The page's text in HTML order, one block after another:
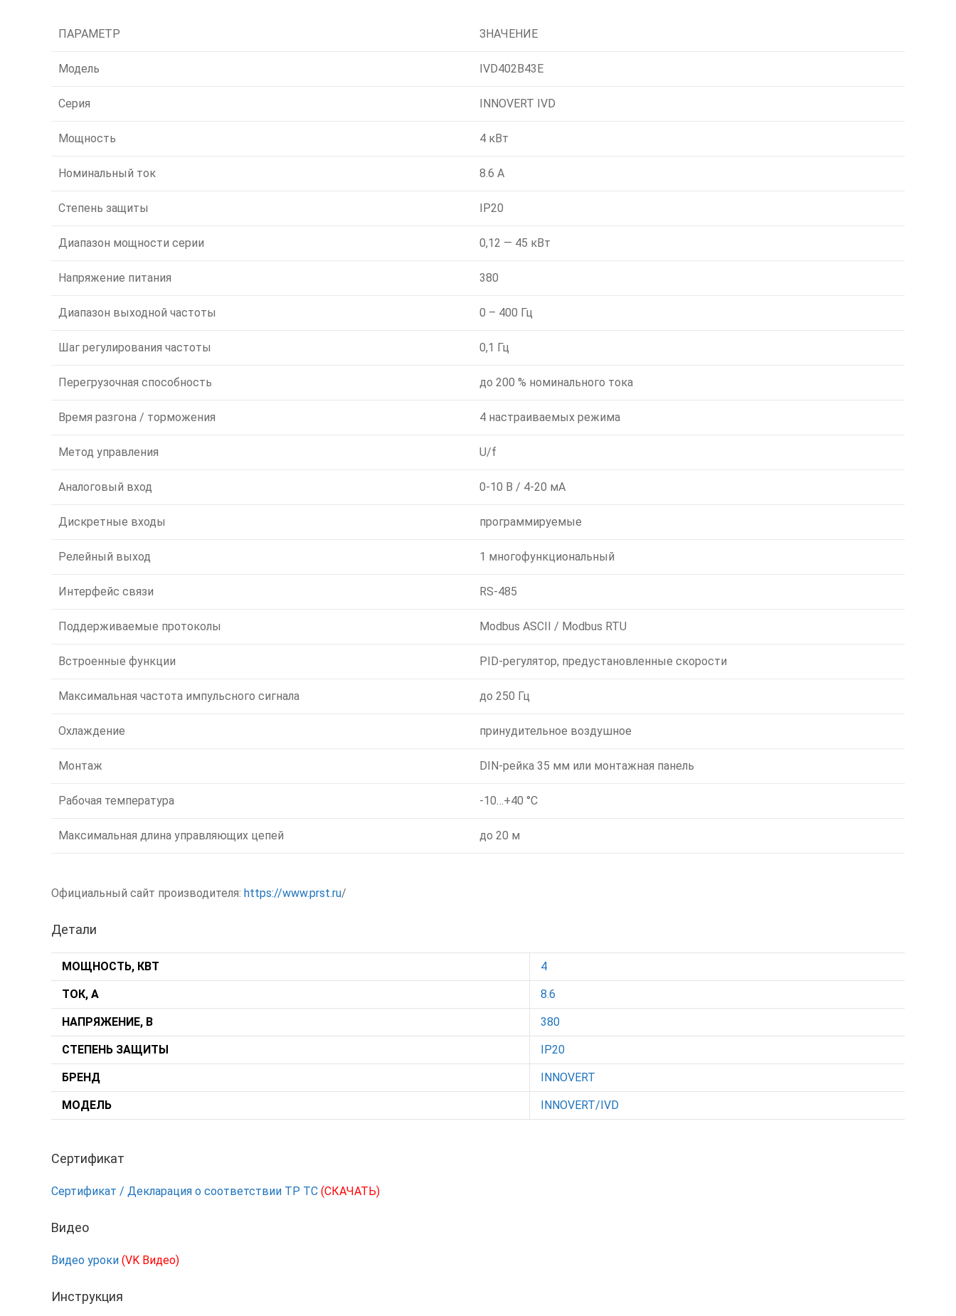
ПАРАМЕТР ЗНАЧЕНИЕ
Модель IVD402B43E
Серия INNOVERT IVD
Мощность 4 кВт
Номинальный ток 8.6 А
Степень защиты IP20
Диапазон мощности серии 0,12 — 45 кВт
Напряжение питания 380
Диапазон выходной частоты 0 – 400 Гц
Шаг регулирования частоты 0,1 Гц
Перегрузочная способность до 200 % номинального тока
Время разгона / торможения 4 настраиваемых режима
Метод управления U/f
Аналоговый вход 0-10 В / 4-20 мА
Дискретные входы программируемые
Релейный выход 1 многофункциональный
Интерфейс связи RS-485
Поддерживаемые протоколы Modbus ASCII / Modbus RTU
Встроенные функции PID-регулятор, предустановленные скорости
Максимальная частота импульсного сигнала до 250 Гц
Охлаждение принудительное воздушное
Монтаж DIN-рейка 35 мм или монтажная панель
Рабочая температура -10…+40 °C
Максимальная длина управляющих цепей до 20 м
Официальный сайт производителя: https://www.prst.ru/
Детали
МОЩНОСТЬ, КВТ 4
ТОК, А 8.6
НАПРЯЖЕНИЕ, В 380
СТЕПЕНЬ ЗАЩИТЫ IP20
БРЕНД INNOVERT
МОДЕЛЬ INNOVERT/IVD
Сертификат
Сертификат / Декларация о соответствии ТР ТС (СКАЧАТЬ)
Видео
Видео уроки (VK Видео)
Инструкция